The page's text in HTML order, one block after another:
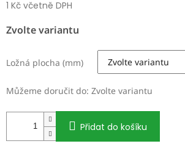
1 Kč včetně DPH
cena:
Zvolte variantu
Ložná plocha (mm)
Můžeme doručit do: Zvolte variantu
Přidat do košíku